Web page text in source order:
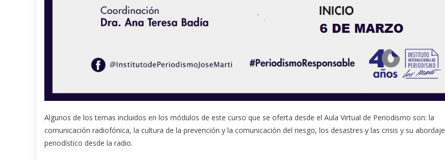
Algunos de los temas incluidos en los módulos de este curso que se oferta desde el Aula Virtual de Periodismo son: la
comunicación radiofónica, la cultura de la prevención y la comunicación del riesgo, los desastres y las crisis y su abordaje
periodístico desde la radio.